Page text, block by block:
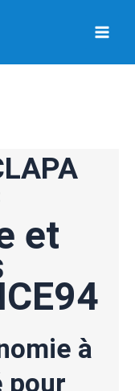
et
à
pour